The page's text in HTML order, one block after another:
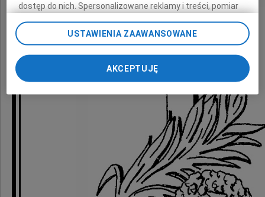
dostęp do nich. Spersonalizowane reklamy i treści, pomiar
Lista Zaufanych Partnerów
USTAWIENIA ZAAWANSOWANE
AKCEPTUJĘ